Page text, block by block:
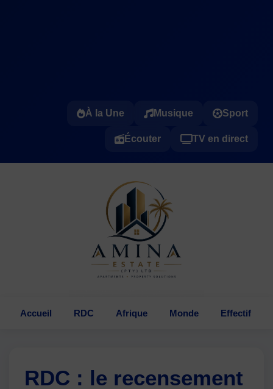
À la Une Musique Sport
Écouter TV en direct
Accueil RDC Afrique Monde Effectif
RDC : le recensement